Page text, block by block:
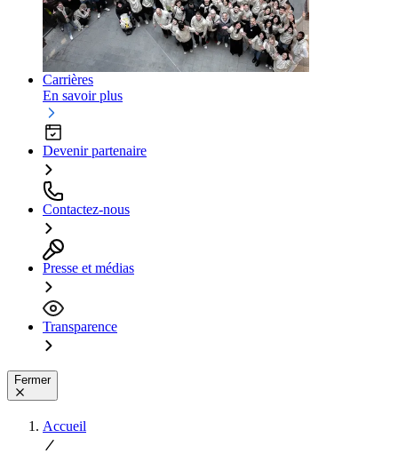
Carrières
En savoir plus
Devenir partenaire
Contactez-nous
Presse et médias
Transparence
Fermer
Accueil